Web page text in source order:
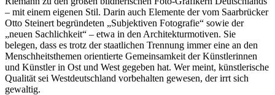
– mit einem eigenen Stil. Darin auch Elemente der vom Saarbrücker
Otto Steinert begründeten „Subjektiven Fotografie“ sowie der
„neuen Sachlichkeit“ – etwa in den Architekturmotiven. Sie
belegen, dass es trotz der staatlichen Trennung immer eine an den
Menschheitsthemen orientierte Gemeinsamkeit der Künstlerinnen
und Künstler in Ost und West gegeben hat. Wer meint, künstlerische
Qualität sei Westdeutschland vorbehalten gewesen, der irrt sich
gewaltig.